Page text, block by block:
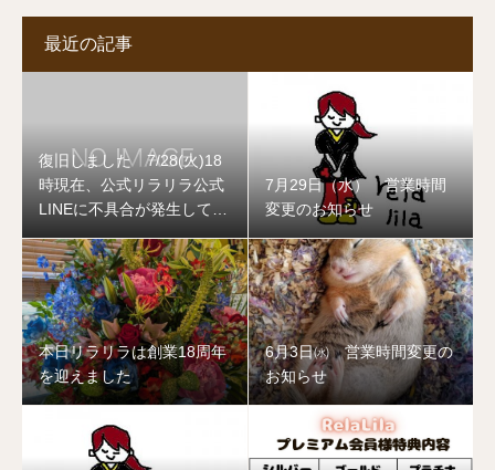
最近の記事
復旧しました 7/28(火)18
時現在、公式リラリラ公式
LINEに不具合が発生してお
7月29日（水） 営業時間
変更のお知らせ
本日リラリラは創業18周年
を迎えました
6月3日㈬ 営業時間変更の
お知らせ